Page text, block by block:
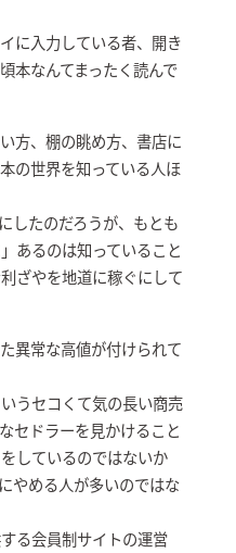
に入力している者、開き
本なんてまったく読んで
方、棚の眺め方、書店に
の世界を知っている人ほ
したのだろうが、もとも
あるのは知っていること
ざやを地道に稼ぐにして
異常な高値が付けられて
うセコくて気の長い商売
セドラーを見かけること
しているのではないか
やめる人が多いのではな
る会員制サイトの運営